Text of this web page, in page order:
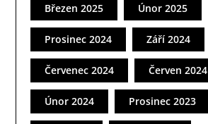
Březen 2025 Únor 2025
Prosinec 2024 Září 2024
Červenec 2024 Červen 2024
Únor 2024 Prosinec 2023